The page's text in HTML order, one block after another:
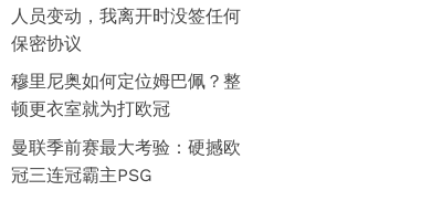
人员变动，我离开时没签任何
保密协议
穆里尼奥如何定位姆巴佩？整
顿更衣室就为打欧冠
曼联季前赛最大考验：硬撼欧
冠三连冠霸主PSG